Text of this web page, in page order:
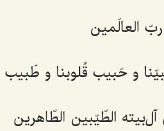
العالَمين‌
و حَبيب قُلوبنا و طَبيب
الطّيّبين الطّاهرين‌